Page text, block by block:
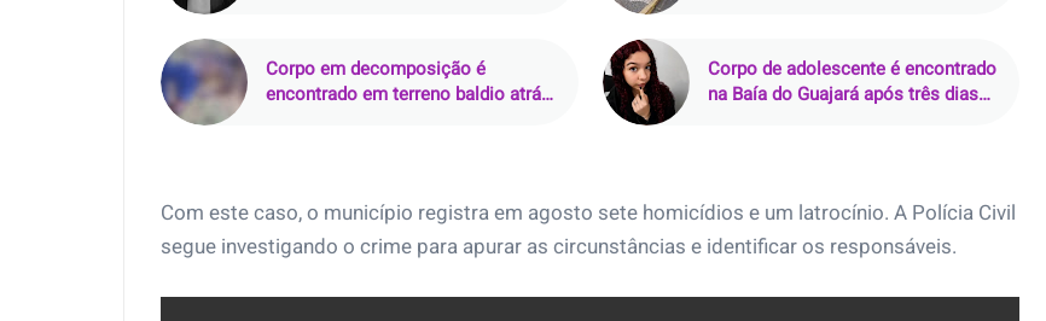
Corpo em decomposição é
encontrado em terreno baldio atrás
Corpo de adolescente é encontrado
na Baía do Guajará após três dias
Com este caso, o município registra em agosto sete homicídios e um latrocínio. A Polícia Civil
segue investigando o crime para apurar as circunstâncias e identificar os responsáveis.